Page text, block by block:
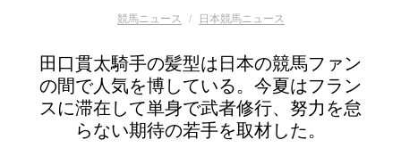
競馬ニュース 日本競馬ニュース
田口貫太騎手の髪型は日本の競馬ファン
の間で人気を博している。今夏はフラン
スに滞在して単身で武者修行、努力を怠
らない期待の若手を取材した。